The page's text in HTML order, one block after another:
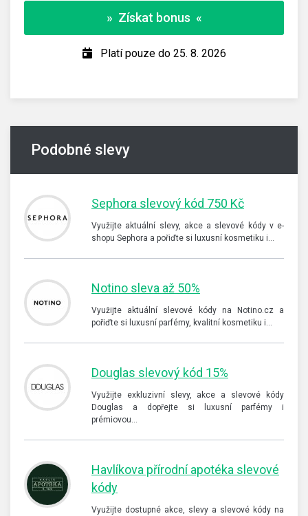
» Získat bonus «
Platí pouze do 25. 8. 2026
Podobné slevy
Sephora slevový kód 750 Kč
Využijte aktuální slevy, akce a slevové kódy v e-
shopu Sephora a pořiďte si luxusní kosmetiku i…
Notino sleva až 50%
Využijte aktuální slevové kódy na Notino.cz a
pořiďte si luxusní parfémy, kvalitní kosmetiku i…
Douglas slevový kód 15%
Využijte exkluzivní slevy, akce a slevové kódy
Douglas a dopřejte si luxusní parfémy i
prémiovou…
Havlíkova přírodní apotéka slevové
kódy
Využijte dostupné akce, slevy a slevové kódy na